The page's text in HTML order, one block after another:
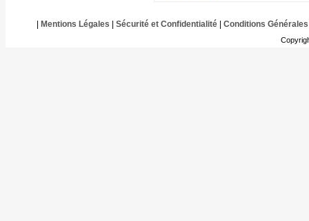
Mentions Légales Sécurité et Confidentialité| Conditions Générales